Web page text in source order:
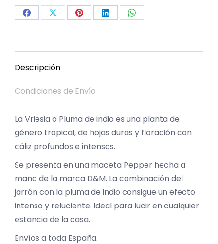
Share Share Share Share Share
Descripción
Condiciones de Envío
La Vriesia o Pluma de indio es una planta de
género tropical, de hojas duras y floración con
cáliz profundos e intensos.
Se presenta en una maceta Pepper hecha a
mano de la marca D&M. La combinación del
jarrón con la pluma de indio consigue un efecto
intenso y reluciente. Ideal para lucir en cualquier
estancia de la casa.
Envíos a toda España.